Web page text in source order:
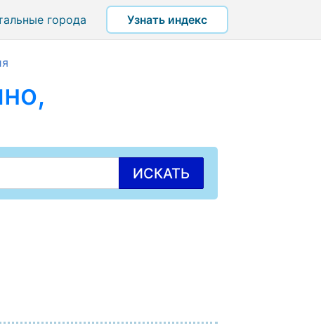
города Узнать индекс
ИСКАТЬ